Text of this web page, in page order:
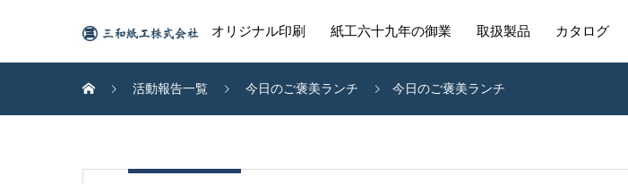
オリジナル印刷 紙工六十九年の御業 取扱製品 カタログ
活動報告一覧 今日のご褒美ランチ 今日のご褒美ランチ